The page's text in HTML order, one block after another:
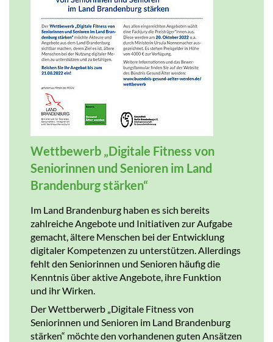
Wettbewerb „Digitale Fitness von
Seniorinnen und Senioren im Land
Brandenburg stärken“
Im Land Brandenburg haben es sich bereits
zahlreiche Angebote und Initiativen zur Aufgabe
gemacht, ältere Menschen bei der Entwicklung
digitaler Kompetenzen zu unterstützen. Allerdings
fehlt den Seniorinnen und Senioren häufig die
Kenntnis über aktive Angebote, ihre Funktion
und ihr Wirken.
Der Wettberwerb „Digitale Fitness von
Seniorinnen und Senioren im Land Brandenburg
stärken“ möchte den vorhandenen guten Ansätzen